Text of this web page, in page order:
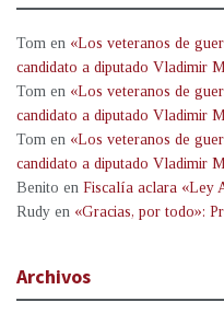
Tom en «Los veteranos de
candidato a diputado Vladimir
Tom en «Los veteranos de
candidato a diputado Vladimir
Tom en «Los veteranos de
candidato a diputado Vladimir
Benito en Fiscalía aclara «Ley
Rudy en «Gracias, por todo»:
Archivos